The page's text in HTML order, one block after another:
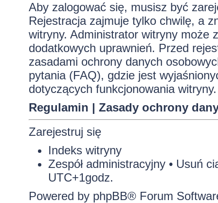
Aby zalogować się, musisz być
Rejestracja zajmuje tylko chwilę, a
witryny. Administrator witryny może
dodatkowych uprawnień. Przed
zasadami ochrony danych
pytania (FAQ), gdzie jest
dotyczących funkcjonowania witryny.
Regulamin | Zasady ochrony
Zarejestruj się
Indeks witryny
Zespół administracyjny• Usuń
UTC+1godz.
Powered by phpBB® Forum